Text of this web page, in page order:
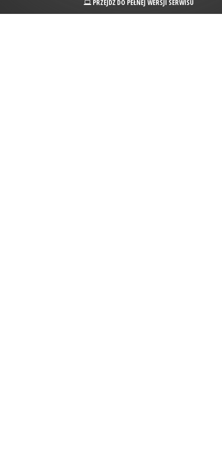
PRZEJDŹ DO PEŁNEJ WERSJI SERWISU